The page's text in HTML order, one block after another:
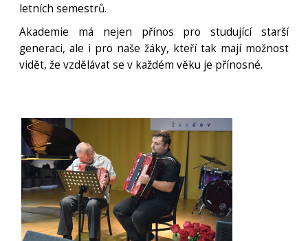
letních semestrů.
Akademie má nejen přínos pro studující starší
generaci, ale i pro naše žáky, kteří tak mají možnost
vidět, že vzdělávat se v každém věku je přínosné.